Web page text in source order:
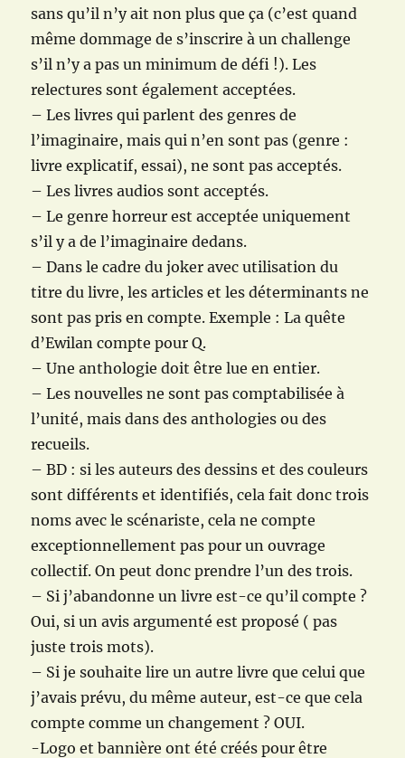
sans qu’il n’y ait non plus que ça (c’est quand
même dommage de s’inscrire à un challenge
s’il n’y a pas un minimum de défi !). Les
relectures sont également acceptées.
– Les livres qui parlent des genres de
l’imaginaire, mais qui n’en sont pas (genre :
livre explicatif, essai), ne sont pas acceptés.
– Les livres audios sont acceptés.
– Le genre horreur est acceptée uniquement
s’il y a de l’imaginaire dedans.
– Dans le cadre du joker avec utilisation du
titre du livre, les articles et les déterminants ne
sont pas pris en compte. Exemple : La quête
d’Ewilan compte pour Q.
– Une anthologie doit être lue en entier.
– Les nouvelles ne sont pas comptabilisée à
l’unité, mais dans des anthologies ou des
recueils.
– BD : si les auteurs des dessins et des couleurs
sont différents et identifiés, cela fait donc trois
noms avec le scénariste, cela ne compte
exceptionnellement pas pour un ouvrage
collectif. On peut donc prendre l’un des trois.
– Si j’abandonne un livre est-ce qu’il compte ?
Oui, si un avis argumenté est proposé ( pas
juste trois mots).
– Si je souhaite lire un autre livre que celui que
j’avais prévu, du même auteur, est-ce que cela
compte comme un changement ? OUI.
-Logo et bannière ont été créés pour être